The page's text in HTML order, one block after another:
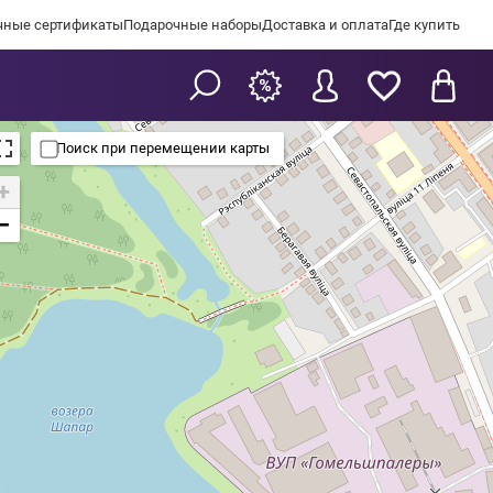
сертификатыПодарочные наборыДоставка и оплатаГде купить
Поиск при перемещении карты